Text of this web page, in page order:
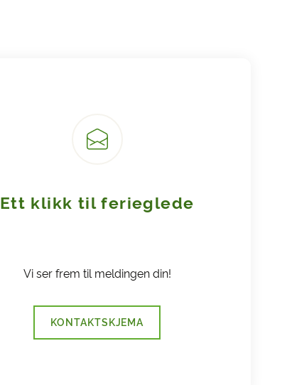
Ett klikk til ferieglede
Vi ser frem til meldingen din!
KONTAKTSKJEMA